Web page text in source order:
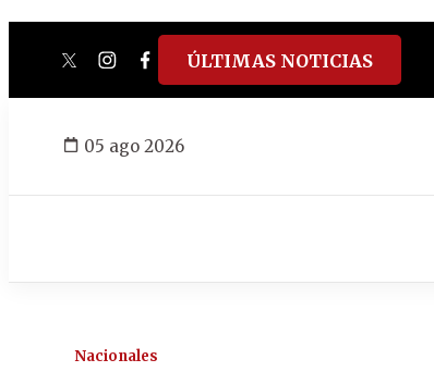
twitterinstagram
facebook
tiktokyoutube
spotify
ÚLTIMAS NOTICIAS
05 ago 2026
Nacionales